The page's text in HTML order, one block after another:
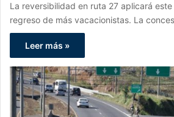
La reversibilidad en ruta 27 aplicará
regreso de más vacacionistas. La
Leer más »